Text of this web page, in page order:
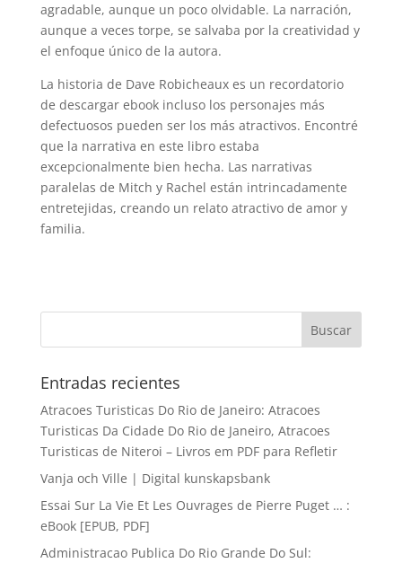
agradable, aunque un poco olvidable. La narración,
aunque a veces torpe, se salvaba por la creatividad y
el enfoque único de la autora.
La historia de Dave Robicheaux es un recordatorio
de descargar ebook incluso los personajes más
defectuosos pueden ser los más atractivos. Encontré
que la narrativa en este libro estaba
excepcionalmente bien hecha. Las narrativas
paralelas de Mitch y Rachel están intrincadamente
entretejidas, creando un relato atractivo de amor y
familia.
Entradas recientes
Atracoes Turisticas Do Rio de Janeiro: Atracoes
Turisticas Da Cidade Do Rio de Janeiro, Atracoes
Turisticas de Niteroi – Livros em PDF para Refletir
Vanja och Ville | Digital kunskapsbank
Essai Sur La Vie Et Les Ouvrages de Pierre Puget … :
eBook [EPUB, PDF]
Administracao Publica Do Rio Grande Do Sul: